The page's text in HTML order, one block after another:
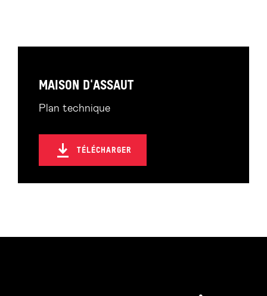
MAISON D'ASSAUT
Plan technique
TÉLÉCHARGER